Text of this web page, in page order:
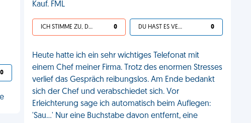
0
Kauf. FML
ICH STIMME ZU, DEIN LEBEN IST SCHEISSE 0 DU HAST ES VERDIENT 0
Heute hatte ich ein sehr wichtiges Telefonat mit
einem Chef meiner Firma. Trotz des enormen Stresses
verlief das Gespräch reibungslos. Am Ende bedankt
sich der Chef und verabschiedet sich. Vor
Erleichterung sage ich automatisch beim Auflegen:
'Sau...' Nur eine Buchstabe davon entfernt, eine